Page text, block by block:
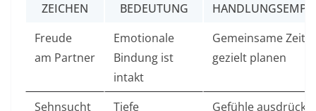
ZEICHEN BEDEUTUNG
Freude
am Partner
Emotionale
Bindung ist
intakt
Gemeinsame Zeit
gezielt planen
Sehnsucht
Tiefe
Gefühle